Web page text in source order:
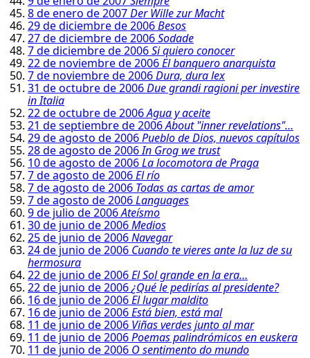
8 de enero de 2007Der Wille zur Macht
29 de diciembre de 2006Besos
27 de diciembre de 2006Sodade
7 de diciembre de 2006Si quiero conocer
22 de noviembre de 2006El banquero anarquista
7 de noviembre de 2006Dura, dura lex
31 de octubre de 2006Due grandi ragioni per investire
in Italia
22 de octubre de 2006Agua y aceite
21 de septiembre de 2006About "inner revelations"…
29 de agosto de 2006Pueblo de Dios, nuevos capítulos
28 de agosto de 2006In Grog we trust
10 de agosto de 2006La locomotora de Praga
7 de agosto de 2006El río
7 de agosto de 2006 Todas as cartas de amor
7 de agosto de 2006Languages
9 de julio de 2006Ateísmo
30 de junio de 2006Medios
25 de junio de 2006Navegar
24 de junio de 2006 Cuando te vieres ante la luz de su
hermosura
22 de junio de 2006El Sol grande en la era…
22 de junio de 2006¿Qué le pedirías al presidente?
16 de junio de 2006El lugar maldito
16 de junio de 2006Está bien, está mal
11 de junio de 2006 Viñas verdes junto al mar
11 de junio de 2006Poemas palindrómicos en euskera
11 de junio de 2006 O sentimento do mundo